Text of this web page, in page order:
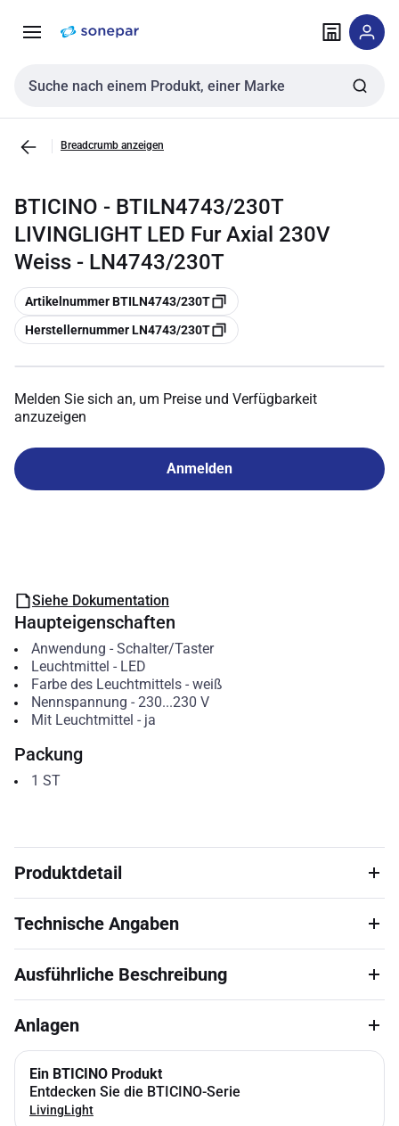
NavigationInhalt
Sucheingabe
Breadcrumb anzeigen
BTICINO - BTILN4743/230T
LIVINGLIGHT LED Fur Axial 230V
Weiss - LN4743/230T
Kopieren
Artikelnummer BTILN4743/230T
Kopieren
Herstellernummer LN4743/230T
Melden Sie sich an, um Preise und Verfügbarkeit
anzuzeigen
Anmelden
Siehe Dokumentation
Haupteigenschaften
Anwendung - Schalter/Taster
Leuchtmittel - LED
Farbe des Leuchtmittels- weiß
Nennspannung - 230...230 V
Mit Leuchtmittel - ja
Packung
1 ST
Produktdetail
Technische Angaben
Ausführliche Beschreibung
Anlagen
Ein BTICINO Produkt
Entdecken Sie die BTICINO-Serie
LivingLight